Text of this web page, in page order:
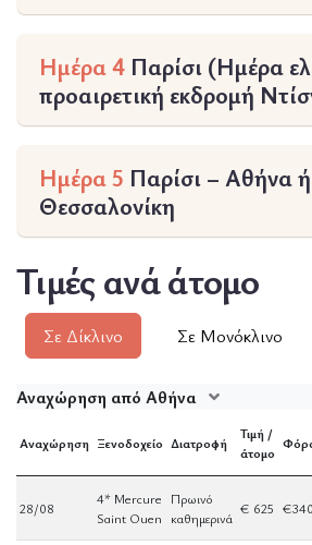
Ημέρα 4 Παρίσι (Ημέρα
προαιρετική εκδρομή
Ημέρα 5 Παρίσι – Αθήνα ή
Θεσσαλονίκη
Τιμές ανά άτομο
Σε Δίκλινο Σε Μονόκλινο
Αναχώρηση από Αθήνα
Αναχώρηση Ξενοδοχείο Διατροφή
Τιμή /
άτομο
28/08
4* Mercure
Saint Ouen
Πρωινό
καθημερινά
€ 625 €340